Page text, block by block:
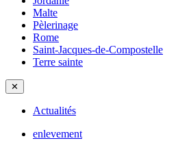
Malte
Pèlerinage
Rome
Saint-Jacques-de-Compostelle
Terre sainte
✕
Actualités
enlevement